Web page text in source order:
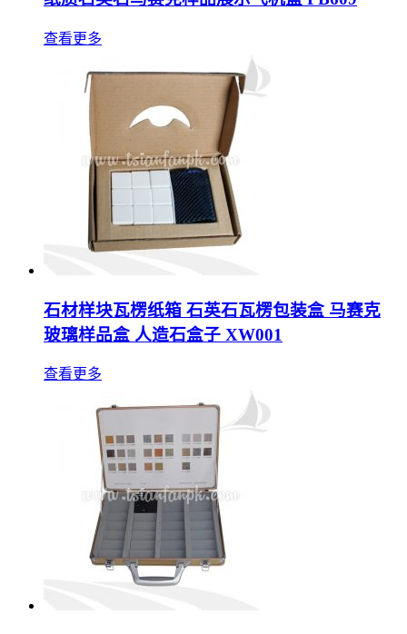
查看更多
石材样块瓦楞纸箱 石英石瓦楞包装盒 马赛克
玻璃样品盒 人造石盒子 XW001
查看更多